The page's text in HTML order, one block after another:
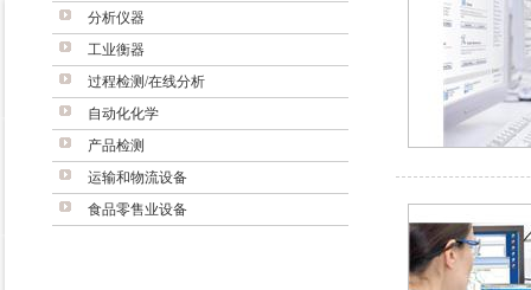
分析仪器
工业衡器
过程检测/在线分析
自动化化学
产品检测
运输和物流设备
食品零售业设备